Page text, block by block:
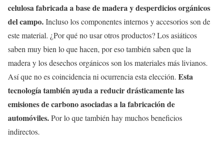
celulosa fabricada a base de madera y desperdicios orgánicos
del campo.Incluso los componentes internos y accesorios son de
este material. ¿Por qué no usar otros productos? Los asiáticos
saben muy bien lo que hacen, por eso también saben que la
madera y los desechos orgánicos son los materiales más livianos.
Así que no es coincidencia ni ocurrencia esta elección. Esta
tecnología también ayuda a reducir drásticamente las
emisiones de carbono asociadas a la fabricación de
automóviles.Por lo que también hay muchos beneficios
indirectos.